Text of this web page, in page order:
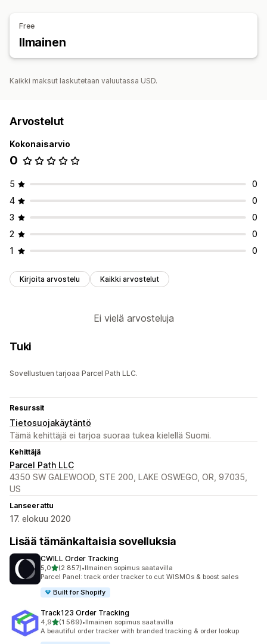
Tilausten synkronointi
Sähköposti-ilmoitukset
Toimitusten analytiikka
Free
Ilmainen
Kaikki maksut laskutetaan valuutassa USD.
Arvostelut
Kokonaisarvio
0
5
0
4
0
3
0
2
0
1
0
Kirjoita arvostelu Kaikki arvostelut
Ei vielä arvosteluja
Tuki
Sovellustuen tarjoaa Parcel Path LLC.
Resurssit
Tietosuojakäytäntö
Tämä kehittäjä ei tarjoa suoraa tukea kielellä Suomi.
Kehittäjä
Parcel Path LLC
4350 SW GALEWOOD, STE 200, LAKE OSWEGO, OR, 97035,
US
Lanseerattu
17. elokuu 2020
Lisää tämänkaltaisia sovelluksia
CWILL Order Tracking
5,0/ 5 tähteä
(2 857)
2857 arvostelua yhteensä
•Ilmainen sopimus saatavilla
Parcel Panel: track order tracker to cut WISMOs & boost sales
Built for Shopify
Track123 Order Tracking
4,9/ 5 tähteä
(1 569)
1569 arvostelua yhteensä
•Ilmainen sopimus saatavilla
A beautiful order tracker with branded tracking & order lookup